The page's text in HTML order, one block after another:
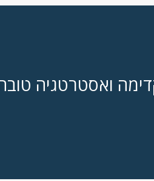
ואסטרטגיה